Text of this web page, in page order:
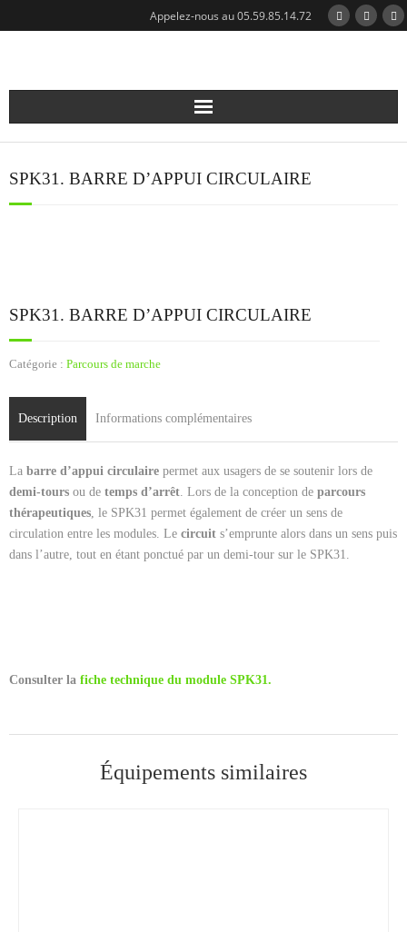
Appelez-nous au 05.59.85.14.72
Qui sommes-nous?
Actualités
Contact
Cart (0Items)
SPK31. BARRE D’APPUI CIRCULAIRE
SPK31. BARRE D’APPUI CIRCULAIRE
Catégorie : Parcours de marche
Description Informations complémentaires
La barre d’appui circulaire permet aux usagers de se soutenir lors de
demi-tours ou de temps d’arrêt. Lors de la conception de parcours
thérapeutiques, le SPK31 permet également de créer un sens de
circulation entre les modules. Le circuit s’emprunte alors dans un sens puis
dans l’autre, tout en étant ponctué par un demi-tour sur le SPK31.
Consulter la fiche technique du module SPK31.
Équipements similaires